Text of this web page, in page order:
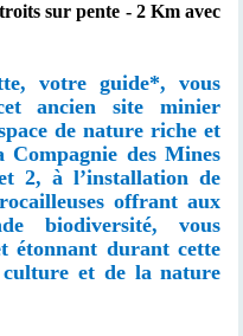
sur pente - 2 Km avec
votre guide*, vous
ancien site minier
de nature riche et
des Mines
2, à l’installation de
offrant aux
biodiversité, vous
étonnant durant cette
et de la nature